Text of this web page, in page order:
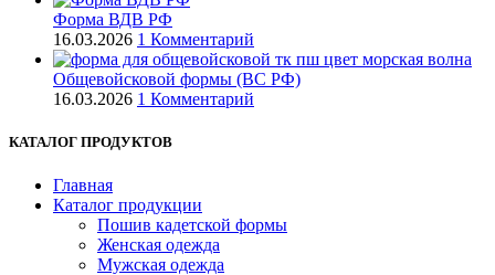
Форма ВДВ РФ
16.03.2026 1 Комментарий
Общевойсковой формы (ВС РФ)
16.03.2026 1 Комментарий
КАТАЛОГ ПРОДУКТОВ
Главная
Каталог продукции
Пошив кадетской формы
Женская одежда
Мужская одежда